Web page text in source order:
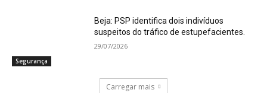
Segurança
Beja: PSP identifica dois indivíduos
suspeitos do tráfico de estupefacientes.
29/07/2026
Carregar mais